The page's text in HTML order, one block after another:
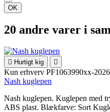
OK
20 andre varer i
 Hurtigt kig 
Kun erhverv PF1063990xx-2026
Nash kuglepen
Nash kuglepen. Kuglepen med
ABS plast. Blækfarve: Sort